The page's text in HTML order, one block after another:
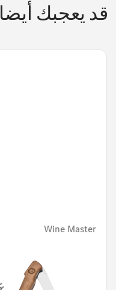
قد يعجبك أيضا
Wine Master